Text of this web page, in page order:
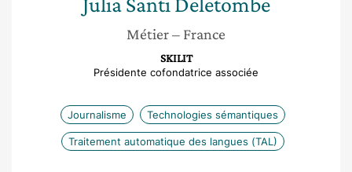
Métier– France
SKILIT
Présidente cofondatrice associée
Journalisme Technologies sémantiques
Traitement automatique des langues (TAL)